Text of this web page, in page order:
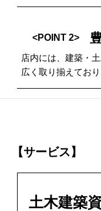
<POINT 2>
店内には、建築・
広く取り揃えており
【サービス】
土木建築